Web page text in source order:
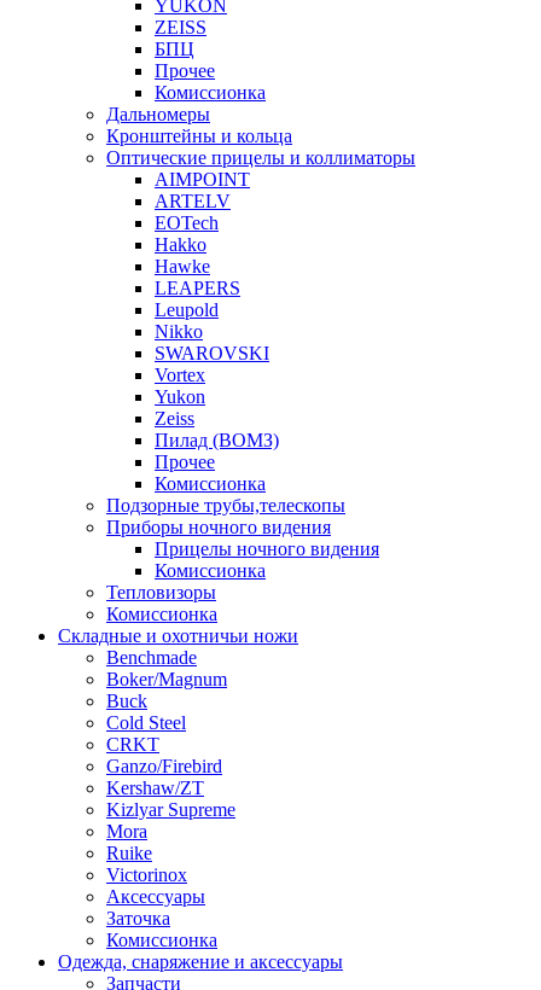
YUKON
ZEISS
БПЦ
Прочее
Комиссионка
Дальномеры
Кронштейны и кольца
Оптические прицелы и коллиматоры
AIMPOINT
ARTELV
EOTech
Hakko
Hawke
LEAPERS
Leupold
Nikko
SWAROVSKI
Vortex
Yukon
Zeiss
Пилад (ВОМЗ)
Прочее
Комиссионка
Подзорные трубы,телескопы
Приборы ночного видения
Прицелы ночного видения
Комиссионка
Тепловизоры
Комиссионка
Складные и охотничьи ножи
Benchmade
Boker/Magnum
Buck
Cold Steel
CRKT
Ganzo/Firebird
Kershaw/ZT
Kizlyar Supreme
Mora
Ruike
Victorinox
Аксессуары
Заточка
Комиссионка
Одежда, снаряжение и аксессуары
Запчасти